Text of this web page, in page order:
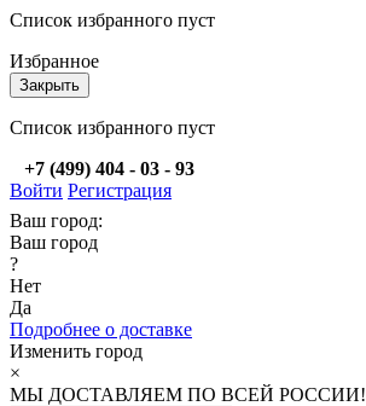
Список избранного пуст
Избранное
Закрыть
Список избранного пуст
+7 (499) 404 - 03 - 93
Войти Регистрация
Ваш город:
Ваш город
?
Нет
Да
Подробнее о доставке
Изменить город
×
МЫ ДОСТАВЛЯЕМ ПО ВСЕЙ РОССИИ!